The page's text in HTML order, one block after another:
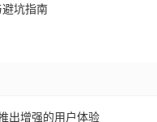
坑指南
出增强的用户体验